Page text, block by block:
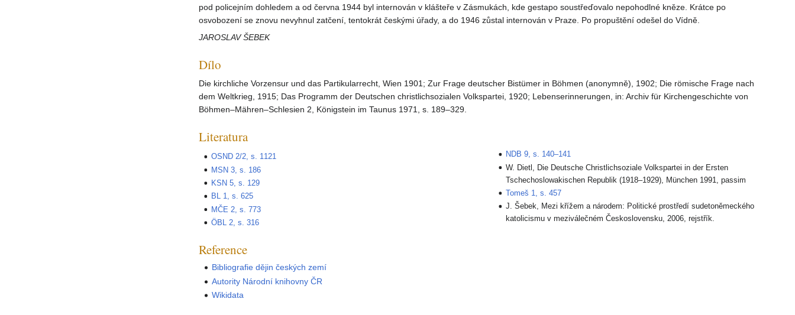
pod policejním dohledem a od června 1944 byl internován v klášteře v Zásmukách, kde gestapo soustřeďovalo nepohodlné kněze. Krátce po
osvobození se znovu nevyhnul zatčení, tentokrát českými úřady, a do 1946 zůstal internován v Praze. Po propuštění odešel do Vídně.
JAROSLAV ŠEBEK
Dílo
Die kirchliche Vorzensur und das Partikularrecht, Wien 1901; Zur Frage deutscher Bistümer in Böhmen (anonymně), 1902; Die römische Frage nach
dem Weltkrieg, 1915; Das Programm der Deutschen christlichsozialen Volkspartei, 1920; Lebenserinnerungen, in: Archiv für Kirchengeschichte von
Böhmen–Mähren–Schlesien 2, Königstein im Taunus 1971, s. 189–329.
Literatura
OSND 2/2, s. 1121
MSN 3, s. 186
KSN 5, s. 129
BL 1, s. 625
MČE 2, s. 773
ÖBL 2, s. 316
NDB 9, s. 140–141
W. Dietl, Die Deutsche Christlichsoziale Volkspartei in der Ersten
Tschechoslowakischen Republik (1918–1929), München 1991, passim
Tomeš 1, s. 457
J. Šebek, Mezi křížem a národem: Politické prostředí sudetoněmeckého
katolicismu v meziválečném Československu, 2006, rejstřík.
Reference
Bibliografie dějin českých zemí
Autority Národní knihovny ČR
Wikidata